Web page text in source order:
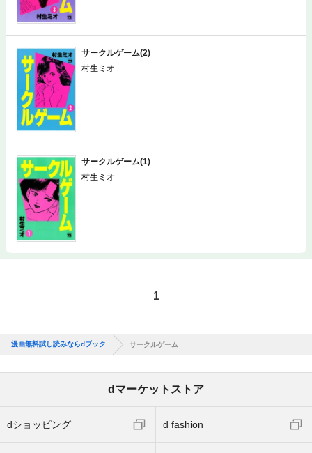
サークルゲーム(2)
村生ミオ
サークルゲーム(1)
村生ミオ
1
漫画無料試し読みならdブック サークルゲーム
dマーケットストア
dショッピング d fashion